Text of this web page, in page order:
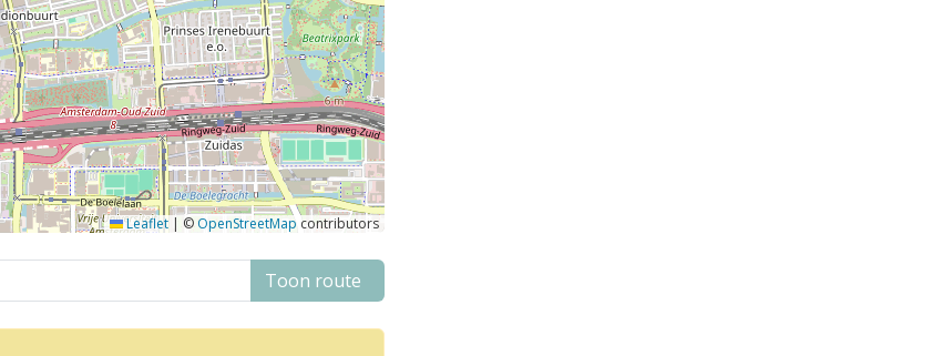
Leaflet | © OpenStreetMap contributors
Toon route